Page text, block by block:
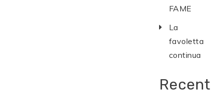
FAME
La
favoletta
continua
Recent